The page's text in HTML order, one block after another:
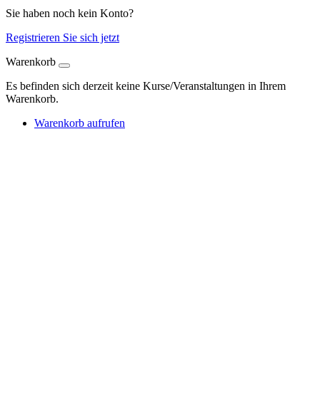
Sie haben noch kein Konto?
Registrieren Sie sich jetzt
Warenkorb
Es befinden sich derzeit keine Kurse/Veranstaltungen in Ihrem
Warenkorb.
Warenkorb aufrufen